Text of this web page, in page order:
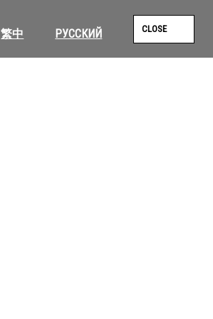
繁中 РУССКИЙ CLOSE